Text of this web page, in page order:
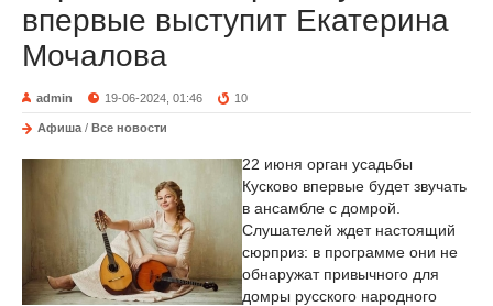
впервые выступит Екатерина
Мочалова
admin 19-06-2024, 01:46 10
Афиша / Все новости
22 июня орган усадьбы
Кусково впервые будет звучать
в ансамбле с домрой.
Слушателей ждет настоящий
сюрприз: в программе они не
обнаружат привычного для
домры русского народного